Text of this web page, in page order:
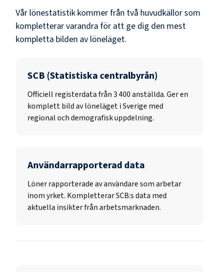
Vår lönestatistik kommer från två huvudkällor som
kompletterar varandra för att ge dig den mest
kompletta bilden av löneläget.
SCB (Statistiska centralbyrån)
Officiell registerdata från3 400anställda. Ger en
komplett bild av löneläget i Sverige med
regional och demografisk uppdelning.
Användarrapporterad data
Löner rapporterade av användare som arbetar
inom yrket. Kompletterar SCB:s data med
aktuella insikter från arbetsmarknaden.